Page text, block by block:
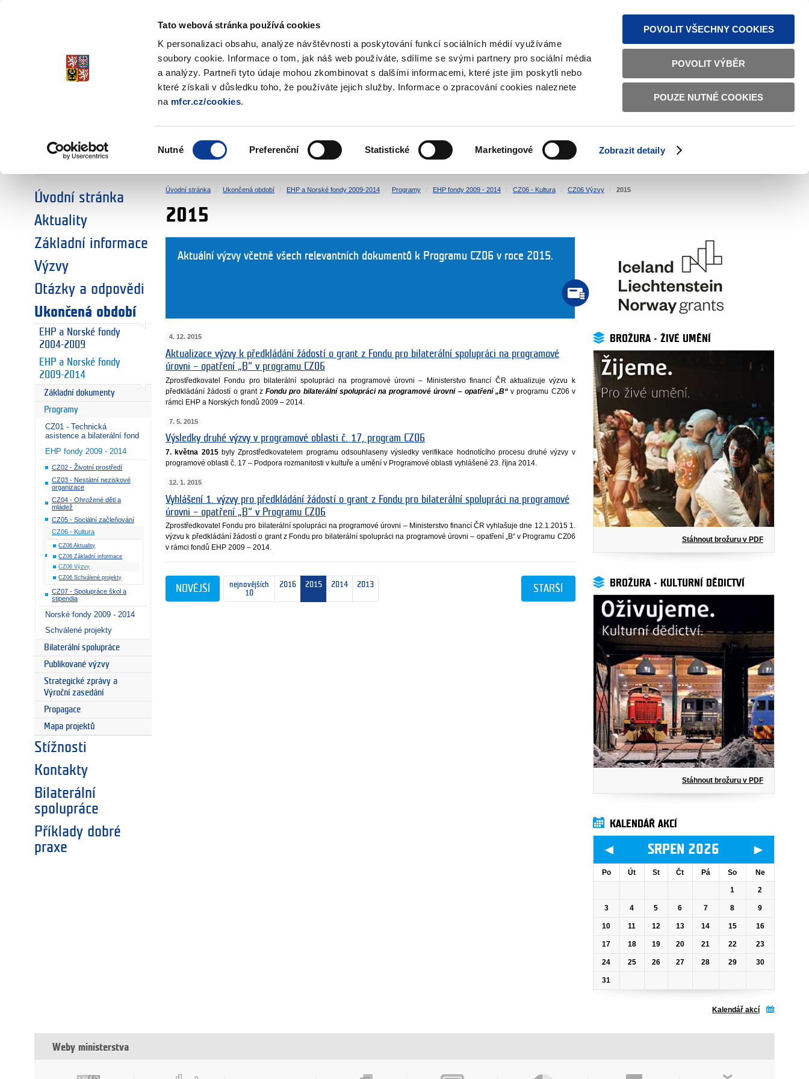
Tato webová stránka používá cookies
K personalizaci obsahu, analýze návštěvnosti a poskytování funkcí sociálních médií využíváme
soubory cookie. Informace o tom, jak náš web používáte, sdílíme se svými partnery pro sociální média
a analýzy. Partneři tyto údaje mohou zkombinovat s dalšími informacemi, které jste jim poskytli nebo
které získali v důsledku toho, že používáte jejich služby. Informace o zpracování cookies naleznete
na mfcr.cz/cookies.
souhlasu
Nutné Preferenční Statistické Marketingové Zobrazit detaily
POVOLIT VŠECHNY COOKIES
POVOLIT VÝBĚR
POUZE NUTNÉ COOKIES
TEXTOVÁ VERZE ČESKY ENGLISH
Fondy EHP a Norska
ZVOLTE SI OBLAST:
SOCIÁLNÍ DIALOG ŽIVOTNÍ PROSTŘEDÍ LIDSKÁ PRÁVA SPRAVEDLNOST VNITŘNÍ VĚCI BILATERÁLNÍ SPOLUPRÁCE
Úvodní stránka
Aktuality
Základní informace
Výzvy
Otázky a odpovědi
Ukončená období
EHP a Norské fondy
2004-2009
EHP a Norské fondy
2009-2014
Základní dokumenty
Programy
CZ01 - Technická
asistence a bilaterální fond
EHP fondy 2009 - 2014
CZ02 - Životní prostředí
CZ03 - Nestátní neziskové
organizace
CZ04 - Ohrožené děti a
mládež
CZ05 - Sociální začleňování
CZ06 - Kultura
CZ06 Aktuality
CZ06 Základní informace
CZ06 Výzvy
CZ06 Schválené projekty
CZ07 - Spolupráce škol a
stipendia
Norské fondy 2009 - 2014
Schválené projekty
Bilaterální spolupráce
Publikované výzvy
Strategické zprávy a
Výroční zasedání
Propagace
Mapa projektů
Stížnosti
Kontakty
Bilaterální
spolupráce
Příklady dobré
praxe
Úvodní stránka Ukončená období EHP a Norské fondy 2009-2014 Programy EHP fondy 2009 - 2014 CZ06 - Kultura CZ06 Výzvy 2015
2015
Aktuální výzvy včetně všech relevantních dokumentů k Programu CZ06 v roce 2015.
4. 12. 2015
Aktualizace výzvy k předkládání žádostí o grant z Fondu pro bilaterální spolupráci na programové
úrovni – opatření „B“ v programu CZ06
Zprostředkovatel Fondu pro bilaterální spolupráci na programové úrovni – Ministerstvo financí ČR aktualizuje výzvu k
předkládání žádostí o grant zFondu pro bilaterální spolupráci na programové úrovni – opatření „B“v programu CZ06 v
rámci EHP a Norských fondů 2009 – 2014.
7. 5. 2015
Výsledky druhé výzvy v programové oblasti č. 17, program CZ06
7. května 2015byly Zprostředkovatelem programu odsouhlaseny výsledky verifikace hodnotícího procesu druhé výzvy v
programové oblasti č. 17 – Podpora rozmanitosti v kultuře a umění v Programové oblasti vyhlášené 23. října 2014.
12. 1. 2015
Vyhlášení 1. výzvy pro předkládání žádostí o grant z Fondu pro bilaterální spolupráci na programové
úrovni – opatření „B“ v Programu CZ06
Zprostředkovatel Fondu pro bilaterální spolupráci na programové úrovni – Ministerstvo financí ČR vyhlašuje dne 12.1.2015 1.
výzvu k předkládání žádostí o grant z Fondu pro bilaterální spolupráci na programové úrovni – opatření „B“ v Programu CZ06
v rámci fondů EHP 2009 – 2014.
nejnovějších
10
2016 2015 2014 2013
NOVĚJŠÍ STARŠÍ
BROŽURA - ŽIVÉ UMĚNÍ
Stáhnout brožuru v PDF
BROŽURA - KULTURNÍ DĚDICTVÍ
Stáhnout brožuru v PDF
KALENDÁŘ AKCÍ
◄ SRPEN 2026 ►
Po Út St Čt Pá So Ne
1 2
3 4 5 6 7 8 9
10 11 12 13 14 15 16
17 18 19 20 21 22 23
24 25 26 27 28 29 30
31
Kalendář akcí
Weby ministerstva